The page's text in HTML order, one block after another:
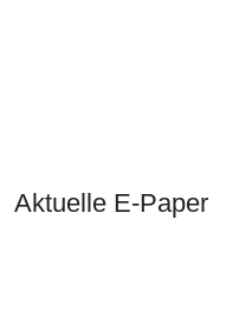
Aktuelle E-Paper